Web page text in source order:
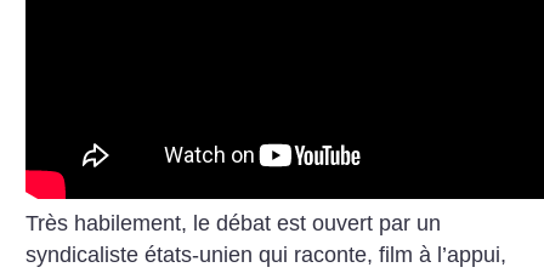
Très habilement, le débat est ouvert par un
syndicaliste états-unien qui raconte, film à l’appui,